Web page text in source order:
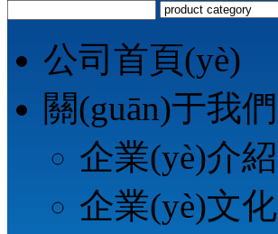
公司首頁(yè)
關(guān)于我們
企業(yè)介紹
企業(yè)文化